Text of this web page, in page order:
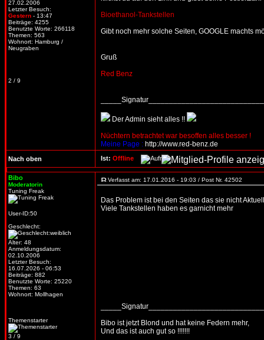
27.02.2006
Letzter Besuch:
Gestern - 13:47
Beiträge: 4255
Benutzte Worte: 266118
Themen: 563
Wohnort: Hamburg /
Neugraben
2 / 9
Bioethanol-Tankstellen
Gibt noch mehr solche Seiten, GOOGLE machts
Gruß
Red Benz
Der Admin sieht alles !!
Nüchtern betrachtet war besoffen alles besser !
Meine Page : http://www.red-benz.de
Nach oben Ist: Offline
Bibo
Moderatorin
Tuning Freak
User-ID:50
Geschlecht:
Alter: 48
Anmeldungsdatum:
02.10.2006
Letzter Besuch:
16.07.2026 - 06:53
Beiträge: 882
Benutzte Worte: 25220
Themen: 63
Wohnort: Mollhagen
Themenstarter
3 / 9
Verfasst am: 17.01.2016 - 19:03 / Post Nr. 42502
Das Problem ist bei den Seiten das sie nicht
Viele Tankstellen haben es garnicht mehr
Bibo ist jetzt Blond und hat keine Federn mehr,
Und das ist auch gut so !!!!!!!